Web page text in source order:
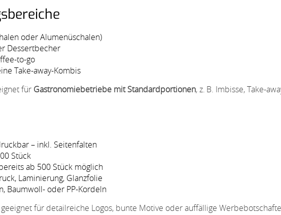
oder Alumenüschalen)
Dessertbecher
to-go
Take-away-Kombis
für Gastronomiebetriebe mit Standardportionen, z. B. Imbisse, Take-
– inkl. Seitenfalten
Stück
ab 500 Stück möglich
Laminierung, Glanzfolie
Baumwoll- oder PP-Kordeln
für detailreiche Logos, bunte Motive oder auffällige